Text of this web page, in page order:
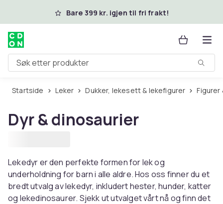
Hopp til hovedinnholdBare 399 kr. igjen til fri frakt!
Søk etter produkter
Startside Leker Dukker, lekesett & lekefigurer
Dyr & dinosaurier
Lekedyr er den perfekte formen for lek og
underholdning for barn i alle aldre. Hos oss finner du et
bredt utvalg av lekedyr, inkludert hester, hunder, katter
og lekedinosaurer. Sjekk ut utvalget vårt nå og finn det